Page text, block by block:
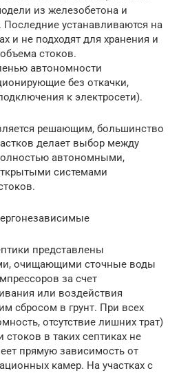
из железобетона и
устанавливаются на
и не подходят для хранения и
стоков.
автономности
без откачки,
к электросети).
решающим, большинство
делает выбор между
автономными,
системами
представлены
очищающими сточные воды
за счет
или воздействия
сбросом в грунт. При всех
отсутствие лишних трат)
в таких септиках не
прямую зависимость от
камер. На участках с